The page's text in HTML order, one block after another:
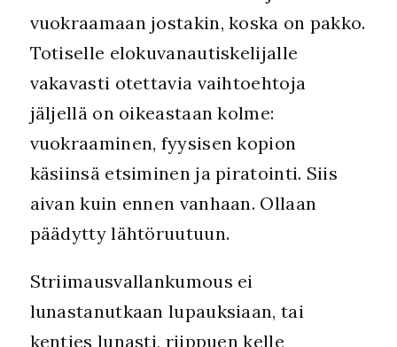
vuokraamaan jostakin, koska on pakko.
Totiselle elokuvanautiskelijalle
vakavasti otettavia vaihtoehtoja
jäljellä on oikeastaan kolme:
vuokraaminen, fyysisen kopion
käsiinsä etsiminen ja piratointi. Siis
aivan kuin ennen vanhaan. Ollaan
päädytty lähtöruutuun.
Striimausvallankumous ei
lunastanutkaan lupauksiaan, tai
kenties lunasti, riippuen kelle